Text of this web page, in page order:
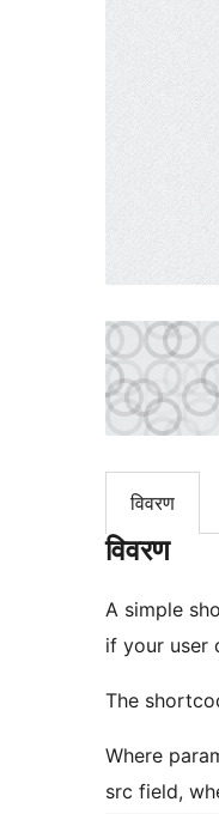
विवरण
विवरण
A simple
if your user
The
Where
src field,